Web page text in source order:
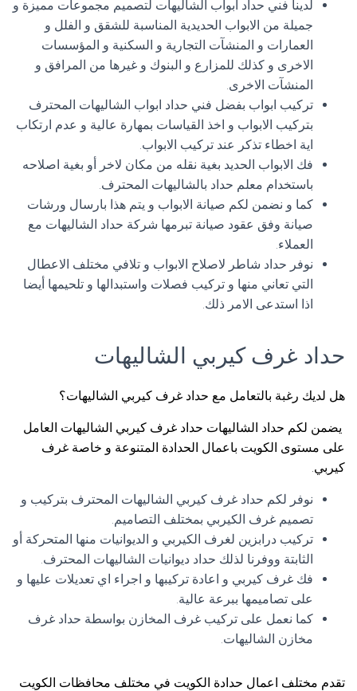
لدينا فني حداد ابواب الشاليهات لتصميم مجموعات مميزة و
جميلة من الابواب الحديدية المناسبة للشقق و الفلل و
العمارات و المنشآت التجارية و السكنية و المؤسسات
الاخرى و كذلك للمزارع و البنوك و غيرها من المرافق و
المنشآت الاخرى.
تركيب ابواب بفضل فني حداد ابواب الشاليهات المحترف
بتركيب الابواب و اخذ القياسات بمهارة عالية و عدم ارتكاب
اية اخطاء تذكر عند تركيب الابواب.
فك الابواب الحديد بغية نقله من مكان لاخر أو بغية اصلاحه
باستخدام معلم حداد بالشاليهات المحترف.
كما و نضمن لكم صيانة الابواب و يتم هذا بارسال ورشات
صيانة وفق عقود صيانة تبرمها شركة حداد الشاليهات مع
العملاء.
نوفر حداد شاطر لاصلاح الابواب و تلافي مختلف الاعطال
التي تعاني منها و تركيب فصلات واستبدالها و تلحيمها أيضا
اذا استدعى الامر ذلك.
حداد غرف كيربي الشاليهات
هل لديك رغبة بالتعامل مع حداد غرف كيربي الشاليهات؟
يضمن لكم حداد الشاليهات حداد غرف كيربي الشاليهات العامل
على مستوى الكويت باعمال الحدادة المتنوعة و خاصة غرف
كيربي.
نوفر لكم حداد غرف كيربي الشاليهات المحترف بتركيب و
تصميم غرف الكيربي بمختلف التصاميم.
تركيب درابزين لغرف الكيربي و الديوانيات منها المتحركة أو
الثابتة ووفرنا لذلك حداد ديوانيات الشاليهات المحترف.
فك غرف كيربي و اعادة تركيبها و اجراء اي تعديلات عليها و
على تصاميمها ببرعة عالية.
كما نعمل على تركيب غرف المخازن بواسطة حداد غرف
مخازن الشاليهات.
تقدم مختلف اعمال حدادة الكويت في مختلف محافظات الكويت